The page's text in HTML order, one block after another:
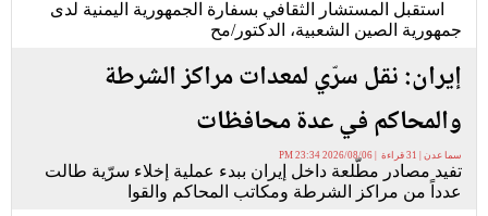
استقبل المستشار الثقافي بسفارة الجمهورية اليمنية لدى
جمهورية الصين الشعبية، الدكتور/مح
إيران: نقل سرّي لمعدات مراكز الشرطة
والمحاكم في عدة محافظات
سما عدن | 31 قراءة | 2026/08/06 23:34 PM
تفيد مصادر مطّلعة داخل إيران ببدء عملية إخلاء سرّية طالت
عدداً من مراكز الشرطة ومكاتب المحاكم والقوا